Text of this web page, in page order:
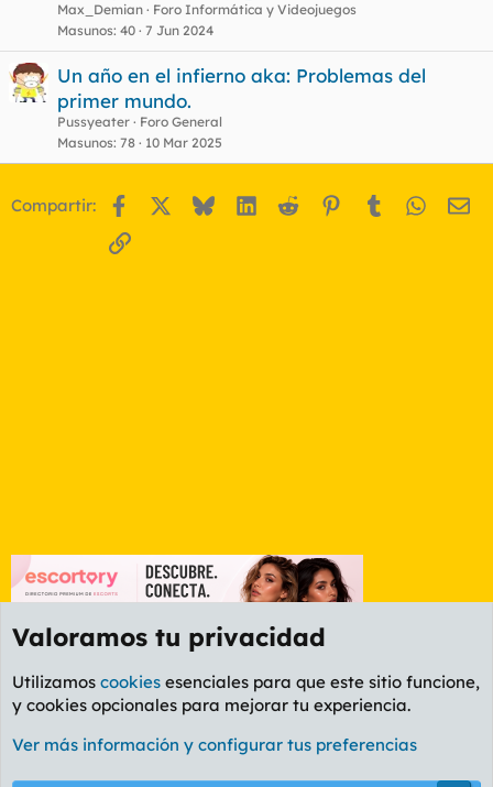
Max_Demian
Foro Informática y Videojuegos
Masunos 40 7 Jun 2024
Un año en el infierno aka: Problemas del
primer mundo.
Pussyeater
Foro General
Masunos 78 10 Mar 2025
Compartir: Facebook BlueskyLinkedIn
Reddit Pinterest
Tumblr
Enlace
Foro Informática y Videojuegos
Cookies
PL OLDSTYLE AMARILLO
Valoramos tu privacidad
Utilizamos cookies esenciales para que este sitio funcione,
y cookies opcionales para mejorar tu experiencia.
Ver más información y configurar tus preferencias